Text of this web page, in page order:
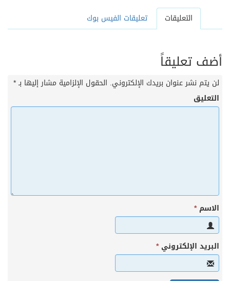
التعليقات تعليقات الفيس بوك
أضف تعليقاً
لن يتم نشر عنوان بريدك الإلكتروني. الحقول الإلزامية مشار إليها بـ*
التعليق
الاسم*
البريد الإلكتروني*